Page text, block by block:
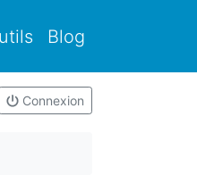
Blog
Connexion